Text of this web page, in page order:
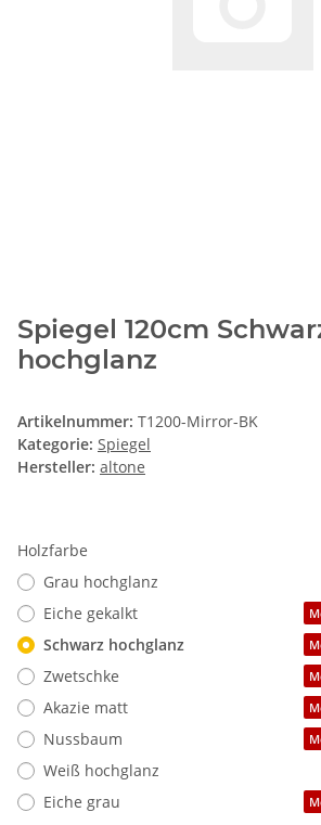
Spiegel 120cm
hochglanz
Artikelnummer: T1200-Mirror-BK
Kategorie: Spiegel
Hersteller: altone
Holzfarbe
Grau hochglanz
Eiche gekalkt
Schwarz hochglanz
Zwetschke
Akazie matt
Nussbaum
Weiß hochglanz
Eiche grau